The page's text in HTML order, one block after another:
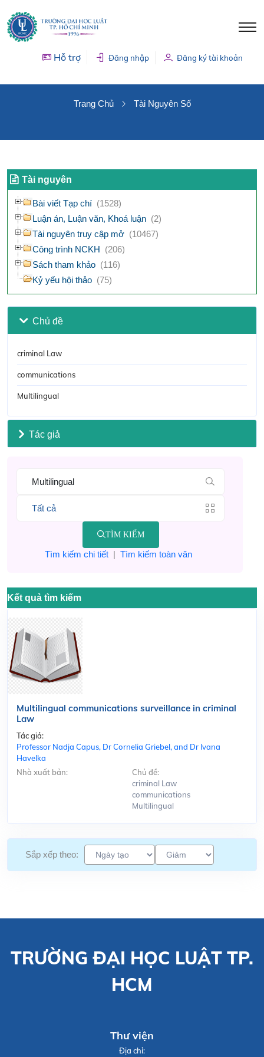
Hỗ trợ Đăng nhập Đăng ký tài khoản
Trang Chủ Tài Nguyên Số
Tài nguyên
Bài viết Tạp chí (1528)
Luận án, Luận văn, Khoá luận (2)
Tài nguyên truy cập mở (10467)
Công trình NCKH (206)
Sách tham khảo (116)
Kỷ yếu hội thảo (75)
Chủ đề
criminal Law
communications
Multilingual
Tác giả
TÌM KIẾM
Tìm kiếm chi tiết| Tìm kiếm toàn văn
Kết quả tìm kiếm
Multilingual communications surveillance in criminal
Law
Tác giả:
Professor Nadja Capus, Dr Cornelia Griebel, and Dr Ivana
Havelka
Nhà xuất bản:
Chủ đề:
criminal Law
communications
Multilingual
Sắp xếp theo:
TRƯỜNG ĐẠI HỌC LUẬT TP.
HCM
Thư viện
Địa chỉ: